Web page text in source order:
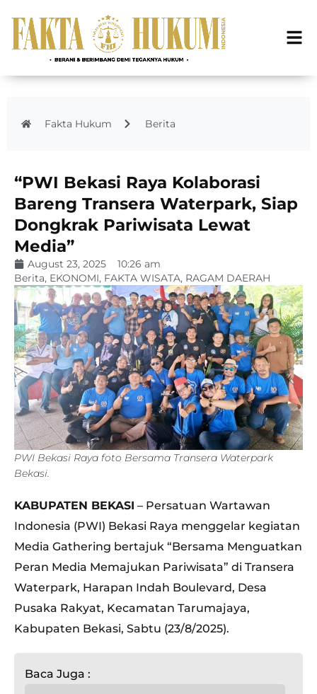
Fakta Hukum Berita
“PWI Bekasi Raya Kolaborasi
Bareng Transera Waterpark, Siap
Dongkrak Pariwisata Lewat
Media”
August 23, 2025
10:26 am
Berita, EKONOMI, FAKTA WISATA, RAGAM DAERAH
PWI Bekasi Raya foto Bersama Transera Waterpark
Bekasi.
KABUPATEN BEKASI – Persatuan Wartawan
Indonesia (PWI) Bekasi Raya menggelar kegiatan
Media Gathering bertajuk “Bersama Menguatkan
Peran Media Memajukan Pariwisata” di Transera
Waterpark, Harapan Indah Boulevard, Desa
Pusaka Rakyat, Kecamatan Tarumajaya,
Kabupaten Bekasi, Sabtu (23/8/2025).
Baca Juga :